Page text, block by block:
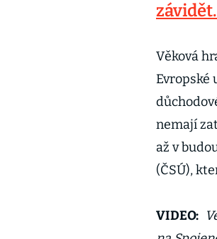
Věková
Evropské
nemají
až v
(ČSÚ),
VIDEO: